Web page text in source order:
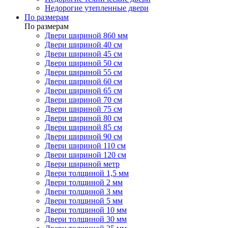
Недорогие утепленные двери
По размерам
По размерам
Двери шириной 860 мм
Двери шириной 40 см
Двери шириной 45 см
Двери шириной 50 см
Двери шириной 55 см
Двери шириной 60 см
Двери шириной 65 см
Двери шириной 70 см
Двери шириной 75 см
Двери шириной 80 см
Двери шириной 85 см
Двери шириной 90 см
Двери шириной 110 см
Двери шириной 120 см
Двери шириной метр
Двери толщиной 1,5 мм
Двери толщиной 2 мм
Двери толщиной 3 мм
Двери толщиной 5 мм
Двери толщиной 10 мм
Двери толщиной 30 мм